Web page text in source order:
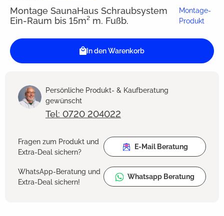
Montage SaunaHaus Schraubsystem
Ein-Raum bis 15m² m. Fußb.
Montage-
Produkt
In den Warenkorb
Persönliche Produkt- & Kaufberatung
gewünscht
Tel: 0720 204022
Fragen zum Produkt und
Extra-Deal sichern?
E-Mail Beratung
WhatsApp-Beratung und
Extra-Deal sichern!
Whatsapp Beratung